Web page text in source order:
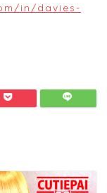
in/davies-